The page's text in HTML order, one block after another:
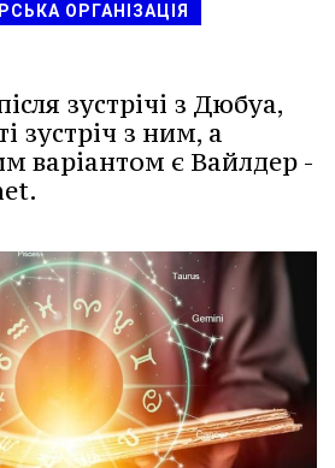
ОРГАНІЗАЦІЯ
зустрічі з Дюбуа,
зустріч з ним, а
варіантом є Вайлдер -